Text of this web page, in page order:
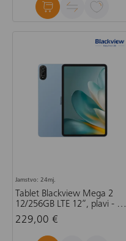
Jamstvo: 24mj.
Tablet Blackview Mega 2
12/256GB LTE 12”, plavi - set
gratis preklopna torbica,
stylus olovka, tipkovnica,
miš, punjač, slušalice
229,00 €